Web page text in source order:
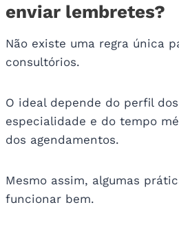
enviar lembretes?
Não existe uma regra única
consultórios.
O ideal depende do perfil
especialidade e do tempo
dos agendamentos.
Mesmo assim, algumas
funcionar bem.